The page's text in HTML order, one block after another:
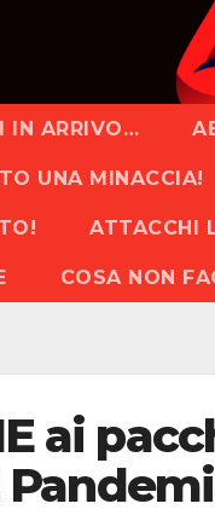
IN ARRIVO…
UNA MINACCIA!
ATTACCHI
COSA NON
ai